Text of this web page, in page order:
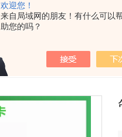
欢迎您！
来自局域网的朋友！有什么可以
助您的吗？
您的位置： 网站首页